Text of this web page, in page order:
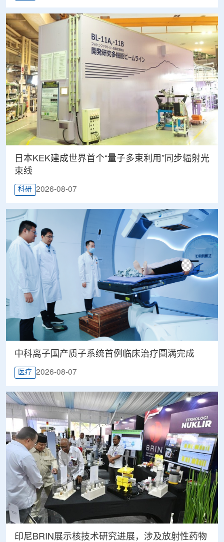
日本KEK建成世界首个“量子多束利用”同步辐射光
束线
科研 2026-08-07
中科离子国产质子系统首例临床治疗圆满完成
医疗 2026-08-07
印尼BRIN展示核技术研究进展，涉及放射性药物